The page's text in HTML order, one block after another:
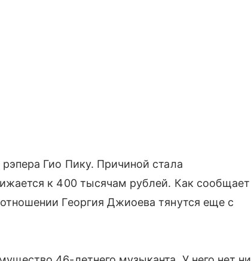
Гио Пику. Причиной стала
к 400 тысячам рублей. Как сообщает
Георгия Джиоева тянутся еще с